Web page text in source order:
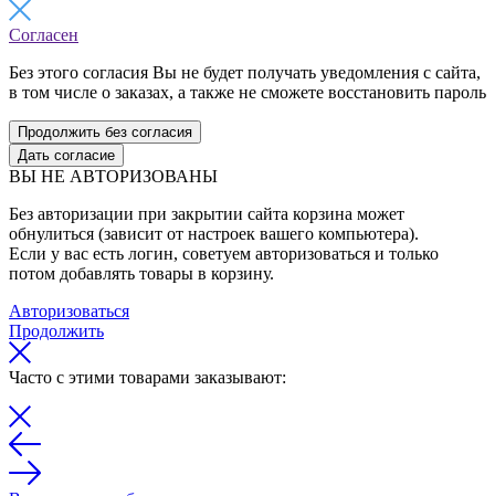
Согласен
Без этого согласия Вы не будет получать уведомления с сайта,
в том числе о заказах, а также не сможете восстановить пароль
Продолжить без согласия
Дать согласие
ВЫ НЕ АВТОРИЗОВАНЫ
Без авторизации при закрытии сайта корзина может
обнулиться (зависит от настроек вашего компьютера).
Если у вас есть логин, советуем авторизоваться и только
потом добавлять товары в корзину.
Авторизоваться
Продолжить
Часто с этими товарами заказывают: